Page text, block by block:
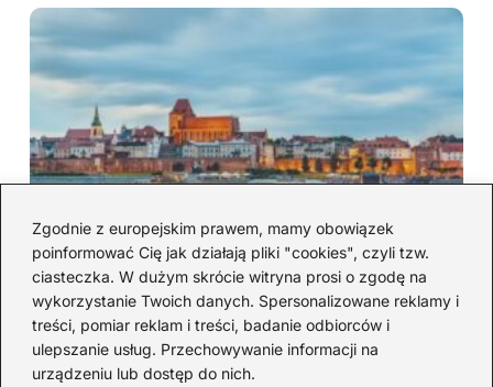
Zgodnie z europejskim prawem, mamy obowiązek
poinformować Cię jak działają pliki "cookies", czyli tzw.
ciasteczka. W dużym skrócie witryna prosi o zgodę na
wykorzystanie Twoich danych. Spersonalizowane reklamy i
treści, pomiar reklam i treści, badanie odbiorców i
ulepszanie usług. Przechowywanie informacji na
urządzeniu lub dostęp do nich.
Ciekawostki Torunia: mało znane fakty i
miejsca
2026-08-05